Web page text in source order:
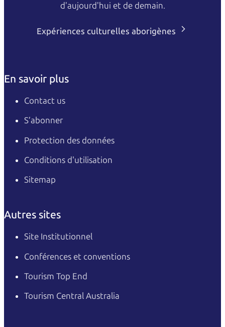
d'aujourd'hui et de demain.
Expériences culturelles aborigènes
En savoir plus
Contact us
S’abonner
Protection des données
Conditions d'utilisation
Sitemap
Autres sites
Site Institutionnel
Conférences et conventions
Tourism Top End
Tourism Central Australia